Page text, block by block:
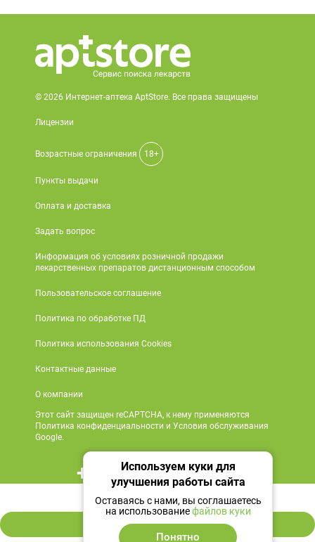
125 ₽
В корзину
© 2026 Интернет-аптека AptStore. Все права защищены
Лицензии
Возрастные ограничения 18+
Пункты выдачи
Оплата и доставка
Задать вопрос
Информация об условиях розничной продажи
лекарственных препаратов дистанционным способом
Пользовательское соглашение
Политика по обработке ПД
Политика использования Cookies
Контактные данные
О компании
Этот сайт защищен reCAPTCHA, к нему применяются
Политика конфиденциальности и Условия обслуживания
Google.
+7 495 419 18 18
Мы в социальных сетях
Используем куки для
улучшения работы сайта
Оставаясь с нами, вы соглашаетесь
на использованиефайлов куки
Понятно